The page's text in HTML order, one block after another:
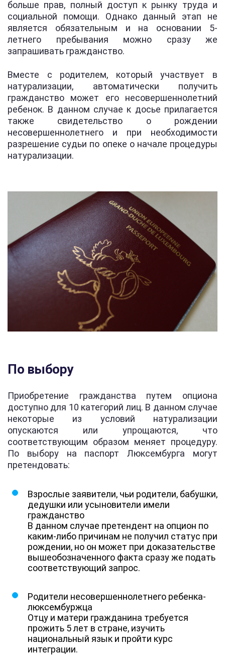
больше прав, полный доступ к рынку труда и
социальной помощи. Однако данный этап не
является обязательным и на основании 5-
летнего пребывания можно сразу же
запрашивать гражданство.
Вместе с родителем, который участвует в
натурализации, автоматически получить
гражданство может его несовершеннолетний
ребенок. В данном случае к досье прилагается
также свидетельство о рождении
несовершеннолетнего и при необходимости
разрешение судьи по опеке о начале процедуры
натурализации.
По выбору
Приобретение гражданства путем опциона
доступно для 10 категорий лиц. В данном случае
некоторые из условий натурализации
опускаются или упрощаются, что
соответствующим образом меняет процедуру.
По выбору на паспорт Люксембурга могут
претендовать:
Взрослые заявители, чьи родители, бабушки,
дедушки или усыновители имели
гражданство
В данном случае претендент на опцион по
каким-либо причинам не получил статус при
рождении, но он может при доказательстве
вышеобозначенного факта сразу же подать
соответствующий запрос.
Родители несовершеннолетнего ребенка-
люксембуржца
Отцу и матери гражданина требуется
прожить 5 лет в стране, изучить
национальный язык и пройти курс
интеграции.